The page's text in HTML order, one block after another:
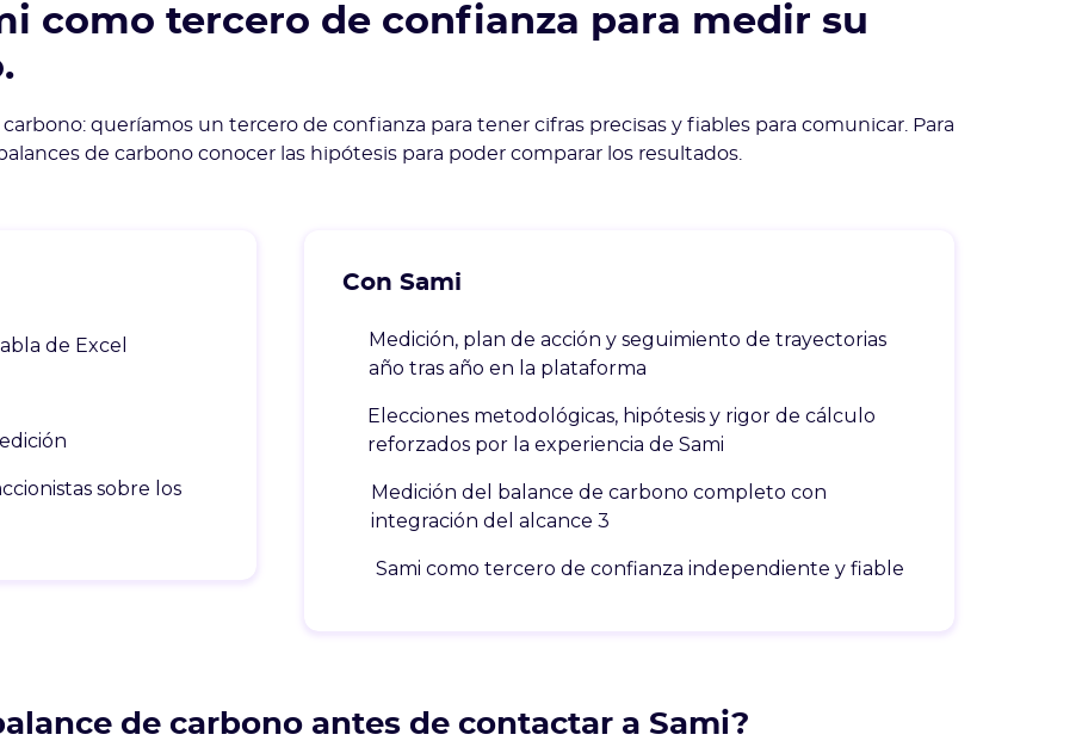
como tercero de confianza para medir su
queríamos un tercero de confianza para tener cifras precisas y fiables para comunicar. Para
de carbono conocer las hipótesis para poder comparar los resultados.
de Excel
sobre los
Con Sami
Medición, plan de acción y seguimiento de trayectorias
año tras año en la plataforma
Elecciones metodológicas, hipótesis y rigor de cálculo
reforzados por la experiencia de Sami
Medición del balance de carbono completo con
integración del alcance 3
Sami como tercero de confianza independiente y fiable
de carbono antes de contactar a Sami?